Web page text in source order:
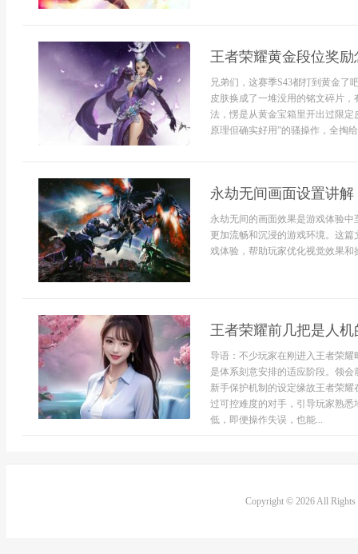
王者荣耀黄金段位奖
兄弟们，这赛季S43都打到黄金了
皮肤换成了一堆没用的铭文碎片
法，愣是从黄金宝箱里开出过限
原理但确实好用”的骚操作，全掏
永劫无间画面设置讲
永劫无间的画面效果是游戏体验
更加流畅和沉浸的游戏环境。这
戏体验，帮助玩家优化视觉效果和
王者荣耀前几把是人
导语：不少玩家在刚进入王者荣
是体系刻意安排的适应阶段。领
新手保护机制的设定缘故王者荣
过可控难度的对手，引导玩家熟
低，即便操作失误，也能...
Copyright © 2026 All